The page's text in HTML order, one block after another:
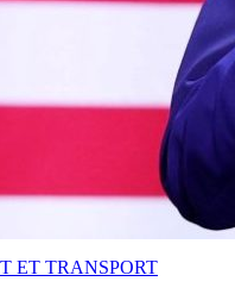
ET TRANSPORT